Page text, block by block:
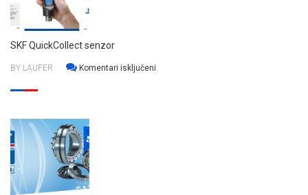
SKF QuickCollect senzor
BY LAUFER Komentari isključeni